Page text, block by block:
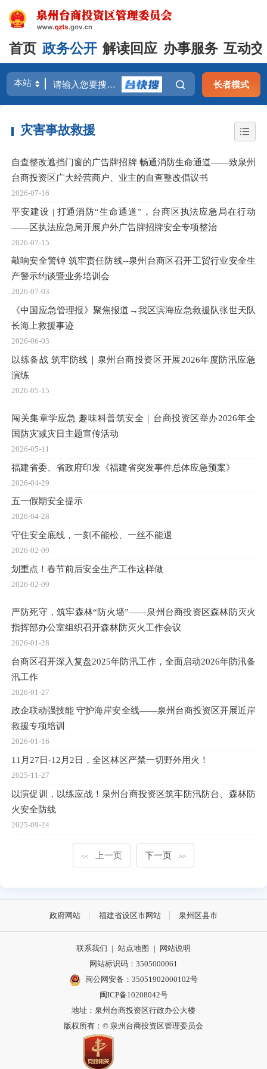
首页 政务公开 解读回应 办事服务 互动
长者模式
灾害事故救援
自查整改遮挡门窗的广告牌招牌 畅通消防生命通道——致泉州
台商投资区广大经营商户、业主的自查整改倡议书
2026-07-16
平安建设 | 打通消防“生命通道”，台商区执法应急局在行动
——区执法应急局开展户外广告牌招牌安全专项整治
2026-07-15
敲响安全警钟 筑牢责任防线--泉州台商区召开工贸行业安全生
产警示约谈暨业务培训会
2026-07-03
《中国应急管理报》聚焦报道→我区滨海应急救援队张世天队
长海上救援事迹
2026-06-03
以练备战 筑牢防线｜泉州台商投资区开展2026年度防汛应急
演练
2026-05-15
闯关集章学应急 趣味科普筑安全｜台商投资区举办2026年全
国防灾减灾日主题宣传活动
2026-05-11
福建省委、省政府印发《福建省突发事件总体应急预案》
2026-04-29
五一假期安全提示
2026-04-28
守住安全底线，一刻不能松、一丝不能退
2026-02-09
划重点！春节前后安全生产工作这样做
2026-02-09
严防死守，筑牢森林“防火墙”——泉州台商投资区森林防灭火
指挥部办公室组织召开森林防灭火工作会议
2026-01-28
台商区召开深入复盘2025年防汛工作，全面启动2026年防汛备
汛工作
2026-01-27
政企联动强技能 守护海岸安全线——泉州台商投资区开展近岸
救援专项培训
2026-01-16
11月27日-12月2日，全区林区严禁一切野外用火！
2025-11-27
以演促训，以练应战！泉州台商投资区筑牢防汛防台、森林防
火安全防线
2025-09-24
<< 上一页 下一页 >>
政府网站 福建省设区市网站 泉州区县市
联系我们 | 站点地图 |
网站说明
网站标识码：3505000061
闽公网安备：35051902000102号
闽ICP备10208042号
地址：泉州台商投资区行政办公大楼
版权所有：© 泉州台商投资区管理委员会